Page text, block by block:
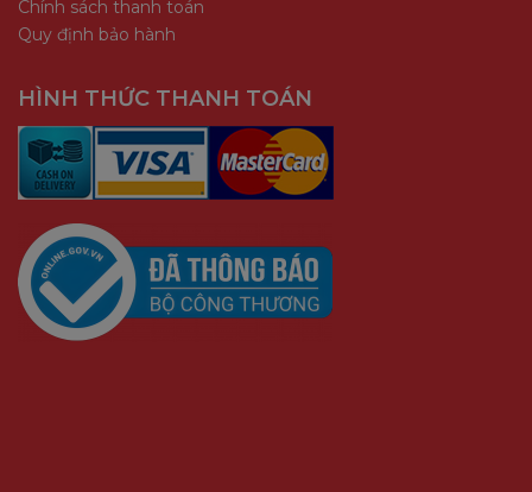
Chính sách thanh toán
Quy định bảo hành
HÌNH THỨC THANH TOÁN